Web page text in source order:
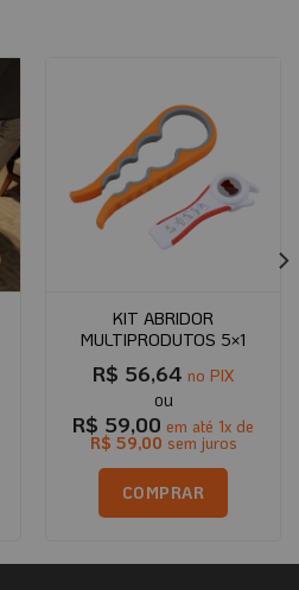
KIT ABRIDOR
MULTIPRODUTOS 5×1
R$ 56,64 no PIX
R$ 59,00 em até 1x de
R$ 59,00 sem juros
COMPRAR